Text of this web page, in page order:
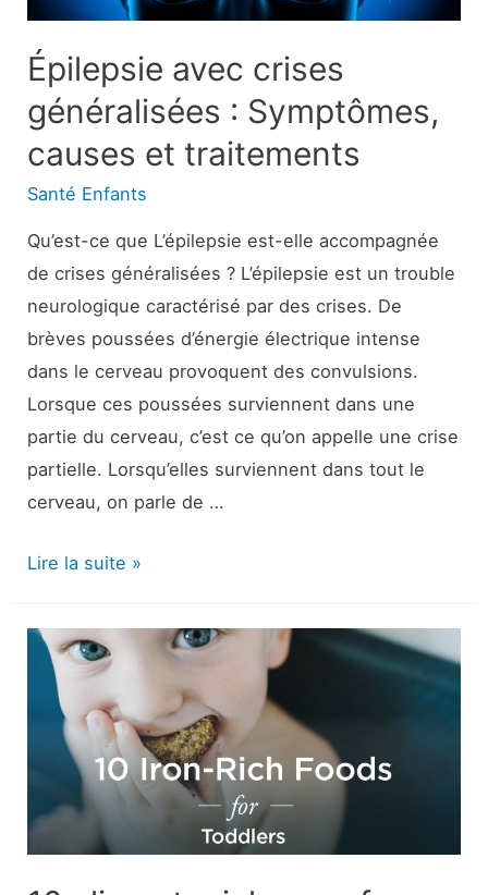
s’inquiéter
Épilepsie avec crises
généralisées : Symptômes,
causes et traitements
Santé Enfants
Qu’est-ce que L’épilepsie est-elle accompagnée
de crises généralisées ? L’épilepsie est un trouble
neurologique caractérisé par des crises. De
brèves poussées d’énergie électrique intense
dans le cerveau provoquent des convulsions.
Lorsque ces poussées surviennent dans une
partie du cerveau, c’est ce qu’on appelle une crise
partielle. Lorsqu’elles surviennent dans tout le
cerveau, on parle de …
Épilepsie
crises
généralisées
Symptômes,
causes
traitements
Lire la suite »